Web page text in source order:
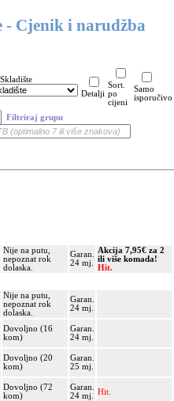
- Cjenik i narudžba
Skladište
Detalji
Sort.
po
cijeni
Samo
isporučivo
Filtriraj grupu
Nije na putu,
nepoznat rok
dolaska.
Garan.
24 mj.
Akcija 7,95€ za 2
ili više komada!
Hit.
Nije na putu,
nepoznat rok
dolaska.
Garan.
24 mj.
Dovoljno (16
kom)
Garan.
24 mj.
Dovoljno (20
kom)
Garan.
25 mj.
Dovoljno (72
kom)
Garan.
24 mj.
Hit.